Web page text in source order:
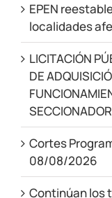
EPEN
localidades
LICITACIÓN
DE
Cortes
08/08/2026
Continúan los